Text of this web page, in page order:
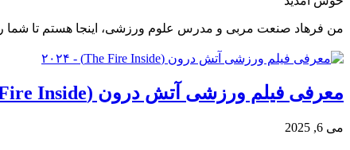
من فرهاد صنعت مربی و مدرس علوم ورزشی، اینجا هستم تا شما
معرفی فیلم ورزشی آتش درون (The Fire Inside) – ۲۰۲۴
می 6, 2025